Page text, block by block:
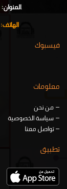
.العنوان:
الهاتف:
فيسبوك
معلومات
–من نحن
–سياسة الخصوصية
–تواصل معنا
تطبيق